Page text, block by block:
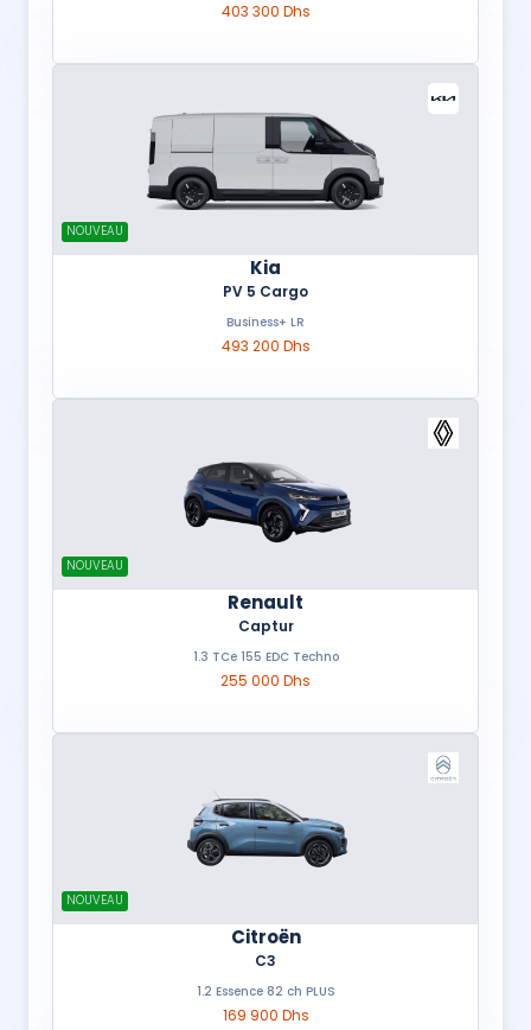
403 300 Dhs
NOUVEAU
Kia
PV 5 Cargo
Business+ LR
493 200 Dhs
NOUVEAU
Renault
Captur
1.3 TCe 155 EDC Techno
255 000 Dhs
NOUVEAU
Citroën
C3
1.2 Essence 82 ch PLUS
169 900 Dhs